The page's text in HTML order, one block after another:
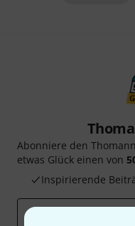
Abonniere den
etwas Glück einen von
Inspirierende